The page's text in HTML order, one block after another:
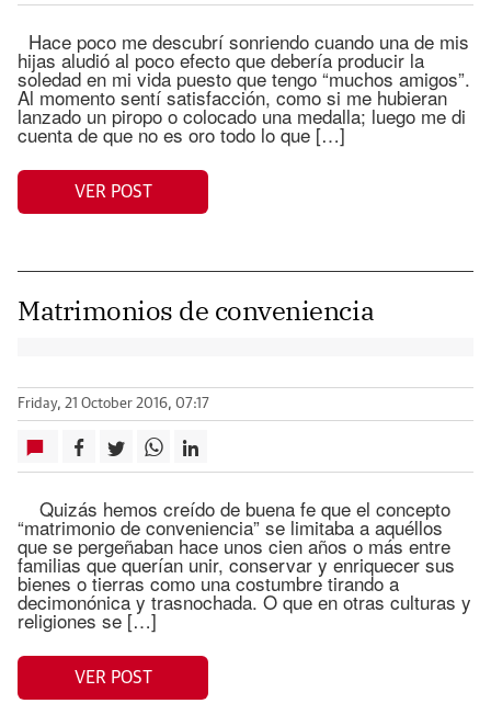
Hace poco me descubrí sonriendo cuando una de mis
hijas aludió al poco efecto que debería producir la
soledad en mi vida puesto que tengo “muchos amigos”.
Al momento sentí satisfacción, como si me hubieran
lanzado un piropo o colocado una medalla; luego me di
cuenta de que no es oro todo lo que […]
VER POST
Matrimonios de conveniencia
Friday, 21 October 2016, 07:17
Quizás hemos creído de buena fe que el concepto
“matrimonio de conveniencia” se limitaba a aquéllos
que se pergeñaban hace unos cien años o más entre
familias que querían unir, conservar y enriquecer sus
bienes o tierras como una costumbre tirando a
decimonónica y trasnochada. O que en otras culturas y
religiones se […]
VER POST